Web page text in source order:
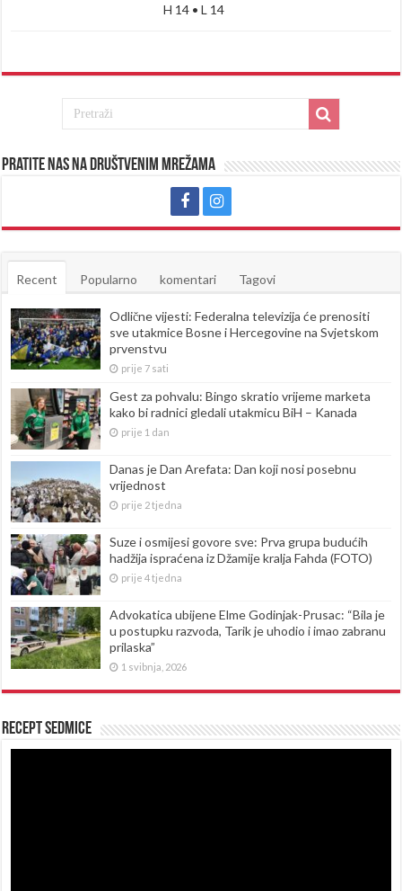
H 14 • L 14
Pratite nas na društvenim mrežama
Recent Popularno komentari Tagovi
Odlične vijesti: Federalna televizija će prenositi
sve utakmice Bosne i Hercegovine na Svjetskom
prvenstvu
prije 7 sati
Gest za pohvalu: Bingo skratio vrijeme marketa
kako bi radnici gledali utakmicu BiH – Kanada
prije 1 dan
Danas je Dan Arefata: Dan koji nosi posebnu
vrijednost
prije 2 tjedna
Suze i osmijesi govore sve: Prva grupa budućih
hadžija ispraćena iz Džamije kralja Fahda (FOTO)
prije 4 tjedna
Advokatica ubijene Elme Godinjak-Prusac: “Bila je
u postupku razvoda, Tarik je uhodio i imao zabranu
prilaska”
1 svibnja, 2026
Recept sedmice